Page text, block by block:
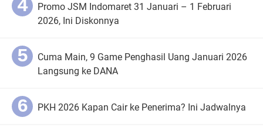
Promo JSM Indomaret 31 Januari – 1 Februari
2026, Ini Diskonnya
Cuma Main, 9 Game Penghasil Uang Januari 2026
Langsung ke DANA
PKH 2026 Kapan Cair ke Penerima? Ini Jadwalnya